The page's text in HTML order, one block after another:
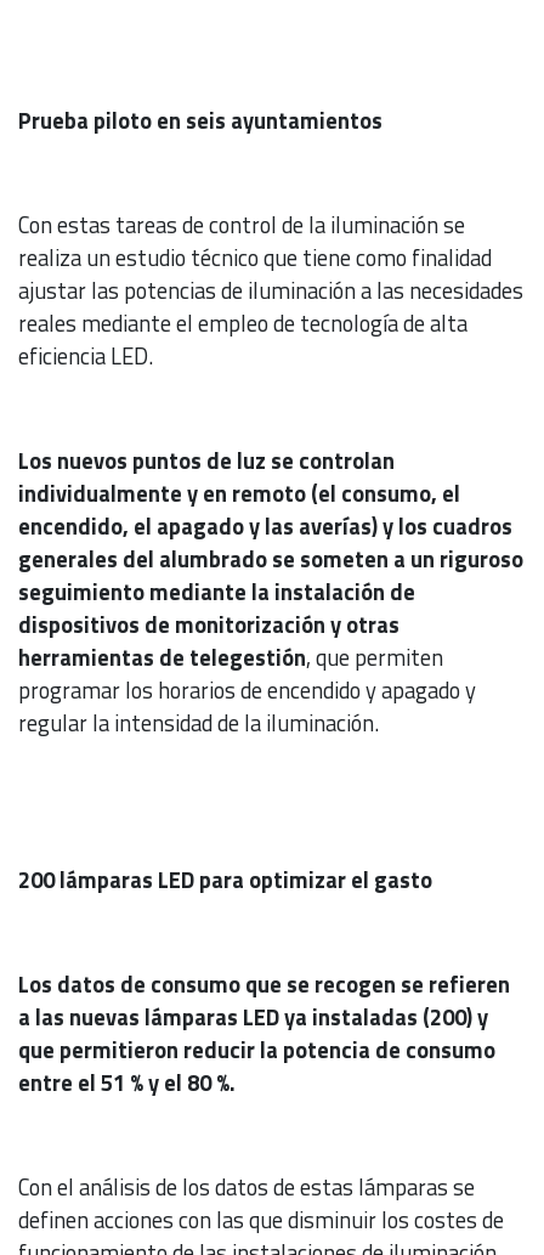
Prueba piloto en seis ayuntamientos
Con estas tareas de control de la iluminación se
realiza un estudio técnico que tiene como finalidad
ajustar las potencias de iluminación a las necesidades
reales mediante el empleo de tecnología de alta
eficiencia LED.
Los nuevos puntos de luz se controlan
individualmente y en remoto (el consumo, el
encendido, el apagado y las averías) y los cuadros
generales del alumbrado se someten a un riguroso
seguimiento mediante la instalación de
dispositivos de monitorización y otras
herramientas de telegestión, que permiten
programar los horarios de encendido y apagado y
regular la intensidad de la iluminación.
200 lámparas LED para optimizar el gasto
Los datos de consumo que se recogen se refieren
a las nuevas lámparas LED ya instaladas (200) y
que permitieron reducir la potencia de consumo
entre el 51 % y el 80 %.
Con el análisis de los datos de estas lámparas se
definen acciones con las que disminuir los costes de